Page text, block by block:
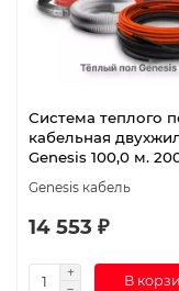
Система теплого
кабельная
Genesis 100,0 м.
Genesis кабель
14 553 ₽
В